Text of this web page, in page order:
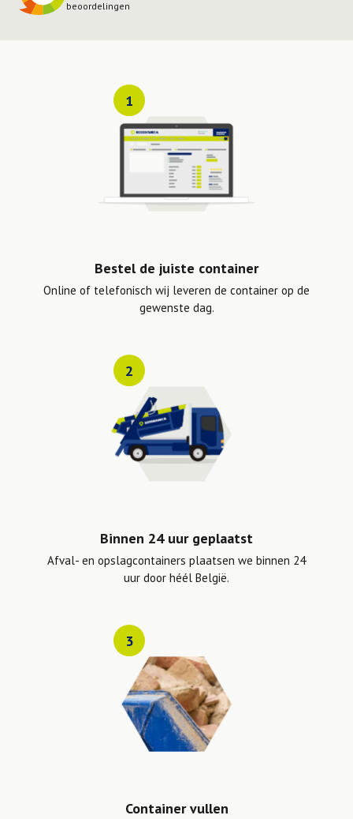
beoordelingen
1
Bestel de juiste container
Online of telefonisch wij leveren de container op de
gewenste dag.
2
Binnen 24 uur geplaatst
Afval- en opslagcontainers plaatsen we binnen 24
uur door héél België.
3
Container vullen